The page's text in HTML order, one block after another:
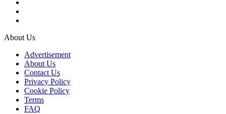
About Us
Advertisement
About Us
Contact Us
Privacy Policy
Cookie Policy
Terms
FAQ